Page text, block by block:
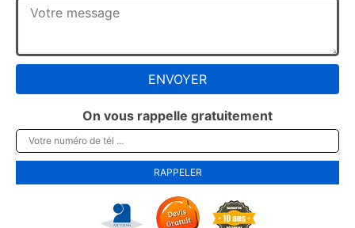
On vous rappelle gratuitement